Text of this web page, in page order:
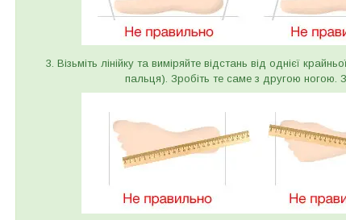
3. Візьміть лінійку та виміряйте відстань від однієї
пальця). Зробіть те саме з другою ногою.